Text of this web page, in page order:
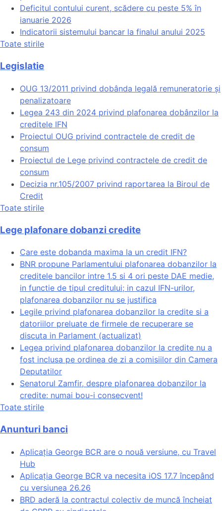
Deficitul contului curent, scădere cu peste 5% în
ianuarie 2026
Indicatorii sistemului bancar la finalul anului 2025
Toate stirile
Legislatie
OUG 13/2011 privind dobânda legală remuneratorie și
penalizatoare
Legea 243 din 2024 privind plafonarea dobânzilor la
creditele IFN
Proiectul OUG privind contractele de credit de
consum
Proiectul de Lege privind contractele de credit de
consum
Decizia nr.105/2007 privind raportarea la Biroul de
Credit
Toate stirile
Lege plafonare dobanzi credite
Care este dobanda maxima la un credit IFN?
BNR propune Parlamentului plafonarea dobanzilor la
creditele bancilor intre 1,5 si 4 ori peste DAE medie,
in functie de tipul creditului; in cazul IFN-urilor,
plafonarea dobanzilor nu se justifica
Legile privind plafonarea dobanzilor la credite si a
datoriilor preluate de firmele de recuperare se
discuta in Parlament (actualizat)
Legea privind plafonarea dobanzilor la credite nu a
fost inclusa pe ordinea de zi a comisiilor din Camera
Deputatilor
Senatorul Zamfir, despre plafonarea dobanzilor la
credite: numai bou-i consecvent!
Toate stirile
Anunturi banci
Aplicația George BCR are o nouă versiune, cu Travel
Hub
Aplicația George BCR va necesita iOS 17.7 începând
cu versiunea 26.26
BRD aderă la contractul colectiv de muncă încheiat